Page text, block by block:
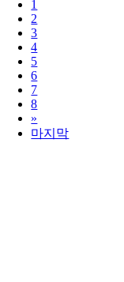
1
2
3
4
5
6
7
8
»
마지막